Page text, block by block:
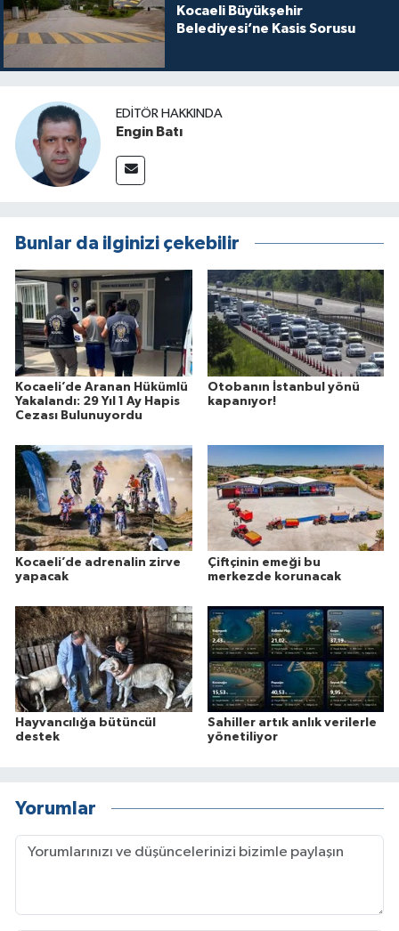
Kocaeli Büyükşehir
Belediyesi’ne Kasis Sorusu
EDITÖR HAKKINDA
Engin Batı
Bunlar da ilginizi çekebilir
Kocaeli’de Aranan Hükümlü
Yakalandı: 29 Yıl 1 Ay Hapis
Cezası Bulunuyordu
Otobanın İstanbul yönü
kapanıyor!
Kocaeli’de adrenalin zirve
yapacak
Çiftçinin emeği bu
merkezde korunacak
Hayvancılığa bütüncül
destek
Sahiller artık anlık verilerle
yönetiliyor
Yorumlar